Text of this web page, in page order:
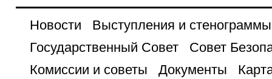
Новости
Выступления и стенограммы
Государственный Совет
Совет
Комиссии и советы
Документы